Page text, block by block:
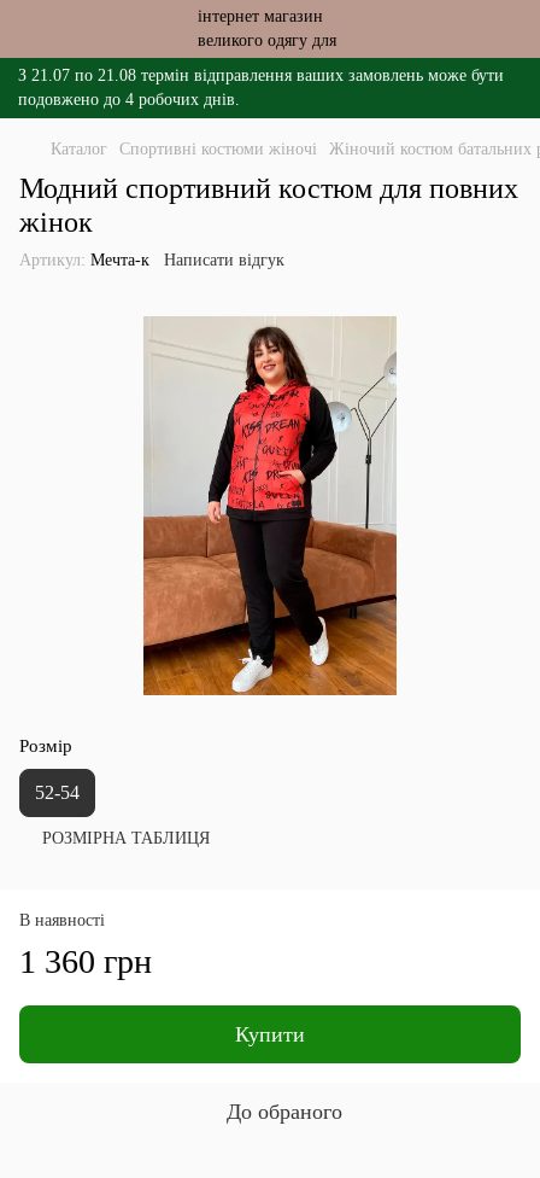
З 21.07 по 21.08 термін відправлення ваших замовлень може бути
подовжено до 4 робочих днів.
Каталог Спортивні костюми жіночі Жіночий костюм батальних
Модний спортивний костюм для повних
жінок
Артикул: Мечта-к Написати відгук
Розмір
52-54
РОЗМІРНА ТАБЛИЦЯ
В наявності
1 360 грн
Купити
До обраного